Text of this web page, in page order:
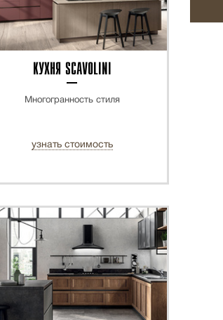
КУХНЯ SCAVOLINI
Многогранность стиля
узнать стоимость